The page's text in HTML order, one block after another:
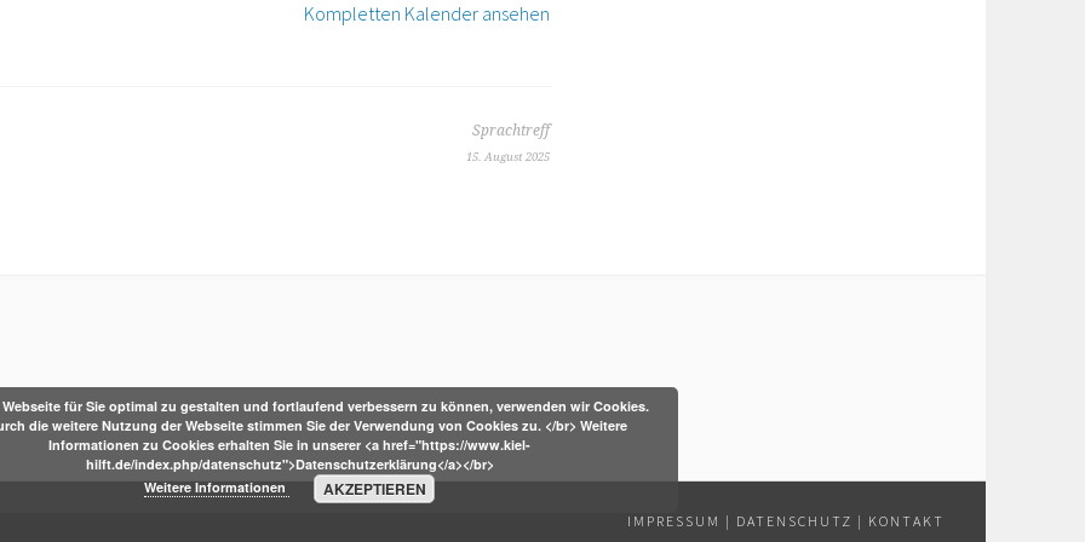
Kompletten Kalender ansehen
Sprachtreff
15. August 2025
IMPRESSUM | DATENSCHUTZ | KONTAKT
für Sie optimal zu gestalten und fortlaufend verbessern zu können, verwenden wir Cookies.
die weitere Nutzung der Webseite stimmen Sie der Verwendung von Cookies zu. </br> Weitere
Informationen zu Cookies erhalten Sie in unserer <a href="https://www.kiel-
hilft.de/index.php/datenschutz">Datenschutzerklärung</a></br>
Weitere Informationen
AKZEPTIEREN